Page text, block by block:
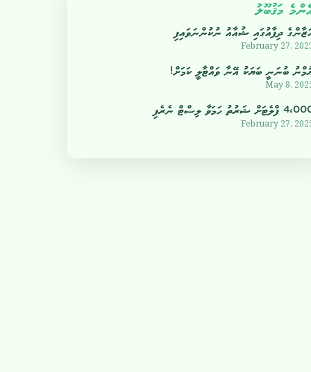
މަޤުބޫލު
ދިފާއުގައި ޝުއާއު ނުކުންނަވައިފި
February 27,
ބުނަނީ ބަޔަކު އޭނާ ވައްޓާލީ ކަމަށް!
May 8,
ފްލެޓަށް ޝަރުތު ހަމަވާ ލިސްޓް ނެރެފި
February 27,